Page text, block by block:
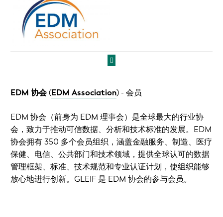
EDM 协会(EDM Association) - 会员
EDM 协会（前身为 EDM 理事会）是全球最大的行业协
会，致力于推动可信数据、分析和技术标准的发展。EDM
协会拥有 350 多个会员组织，涵盖金融服务、制造、医疗
保健、电信、公共部门和技术领域，提供全球认可的数据
管理框架、标准、技术规范和专业认证计划，使组织能够
放心地进行创新。GLEIF 是 EDM 协会的参与会员。